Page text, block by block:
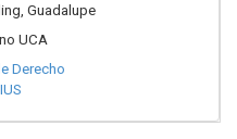
Guadalupe
UCA
Derecho